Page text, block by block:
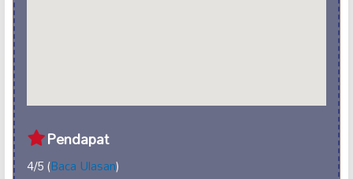
Pendapat
4/5 (Baca Ulasan)